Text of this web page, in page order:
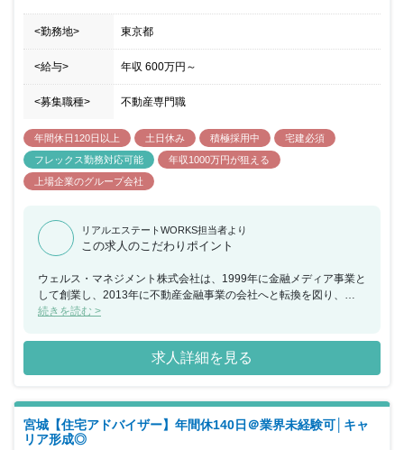
<勤務地> 東京都
<給与> 年収 600万円 ～
<募集職種> 不動産専門職
年間休日120日以上 土日休み 積極採用中
宅建必須
フレックス勤務対応可能
年収1000万円が狙える
上場企業のグループ会社
リアルエステートWORKS担当者より
この求人のこだわりポイント
ウェルス・マネジメント株式会社は、1999年に金融メディア事業と
して創業し、2013年に不動産金融事業の会社へと転換を図り、
2015年よりホテル運営事業をスタートさせました。同年、金融メデ
在の体制を構築しております。「快適な時間と空間づくりを通し
て、日本の魅力と文化を、「体験価値」として提供し、あらゆるお
客様に感動と安定的な繁栄をお届けすることで、豊かな社会の発展
は、東証スタンダード市場に上場しております。ホールディングス
として、グループ会社の経営管理を行うほか、グループ会社が組成
するファンドスキームへの自己投資を行っています。現在は、主に
続きを読む >
求人詳細を見る
宮城【住宅アドバイザー】年間休140日＠業界未経験可│キャ
リア形成◎